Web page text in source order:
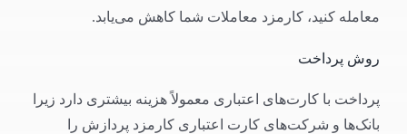
معامله کنید، کارمزد معاملات شما کاهش می‌یابد.
روش پرداخت
پرداخت با کارت‌های اعتباری معمولاً هزینه بیشتری دارد زیرا
بانک‌ها و شرکت‌های کارت اعتباری کارمزد پردازش را